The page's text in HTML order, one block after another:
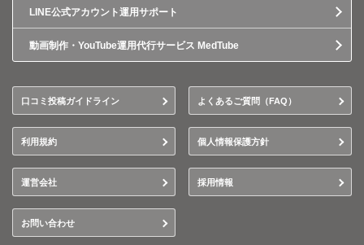
LINE公式アカウント運用サポート
動画制作・YouTube運用代行サービス MedTube
口コミ投稿ガイドライン よくあるご質問（FAQ）
利用規約 個人情報保護方針
運営会社 採用情報
お問い合わせ